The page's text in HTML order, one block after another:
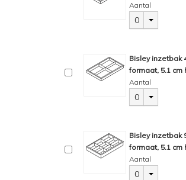
Aantal
0
Bisley inzetbak
formaat, 5.1 cm
Aantal
0
Bisley inzetbak
formaat, 5.1 cm
Aantal
0